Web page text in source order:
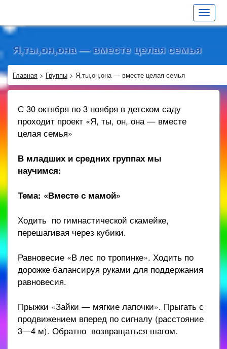
Toggle
Я,ты,он,она — вместе целая семья
Главная > Группы > Я,ты,он,она — вместе целая семья
С 30 октября по 3 ноября в детском саду
проходит проект «Я, ты, он, она — вместе
целая семья»
В младших и средних группах мы
научимся:
Тема: «Вместе с мамой»
Ходить по гимнастической скамейке,
перешагивая через кубики.
Равновесие «В лес по тропинке». Ходить по
дорожке балансируя руками для поддержания
равновесия.
Прыжки «Зайки — мягкие лапочки». Прыгать с
продвижением вперед по сигналу (расстояние
3—4 м). Обратно возвращаться шагом.